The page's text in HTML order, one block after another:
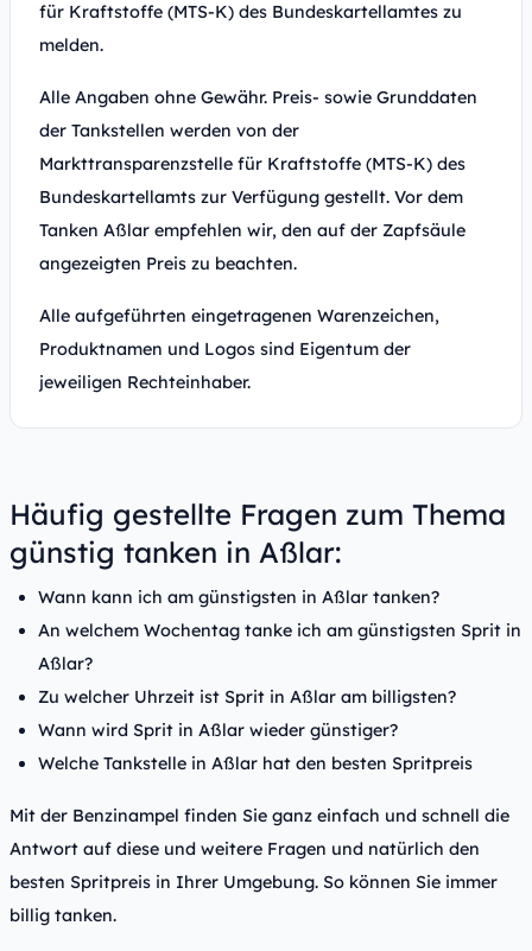
für Kraftstoffe (MTS-K) des Bundeskartellamtes zu
melden.
Alle Angaben ohne Gewähr. Preis- sowie Grunddaten
der Tankstellen werden von der
Markttransparenzstelle für Kraftstoffe (MTS-K) des
Bundeskartellamts zur Verfügung gestellt. Vor dem
Tanken Aßlar empfehlen wir, den auf der Zapfsäule
angezeigten Preis zu beachten.
Alle aufgeführten eingetragenen Warenzeichen,
Produktnamen und Logos sind Eigentum der
jeweiligen Rechteinhaber.
Häufig gestellte Fragen zum Thema
günstig tanken in Aßlar:
Wann kann ich am günstigsten in Aßlar tanken?
An welchem Wochentag tanke ich am günstigsten Sprit in
Aßlar?
Zu welcher Uhrzeit ist Sprit in Aßlar am billigsten?
Wann wird Sprit in Aßlar wieder günstiger?
Welche Tankstelle in Aßlar hat den besten Spritpreis
Mit der Benzinampel finden Sie ganz einfach und schnell die
Antwort auf diese und weitere Fragen und natürlich den
besten Spritpreis in Ihrer Umgebung. So können Sie immer
billig tanken.